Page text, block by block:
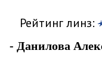
Рейтинг линз:
- Данилова